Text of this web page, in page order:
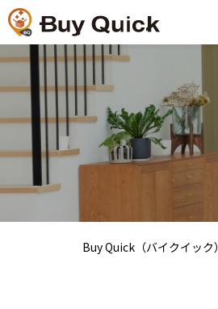
Buy Quick（バイクイック）